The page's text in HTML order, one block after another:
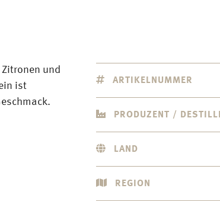
und
ist
ARTIKELNUMMER
PRODUZENT /
LAND
REGION